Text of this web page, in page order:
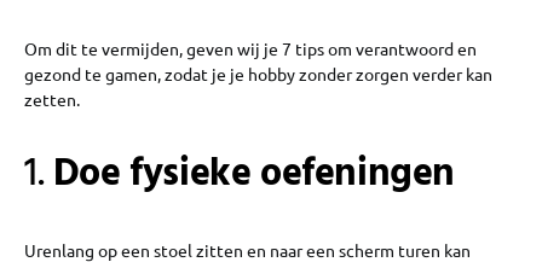
Om dit te vermijden, geven wij je 7 tips om verantwoord en
gezond te gamen, zodat je je hobby zonder zorgen verder kan
zetten.
1.Doe fysieke oefeningen
Urenlang op een stoel zitten en naar een scherm turen kan